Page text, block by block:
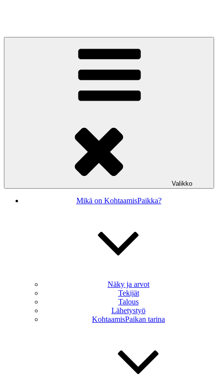
Valikko
Mikä on KohtaamisPaikka?
Näky ja arvot
Tekijät
Talous
Lähetystyö
KohtaamisPaikan tarina